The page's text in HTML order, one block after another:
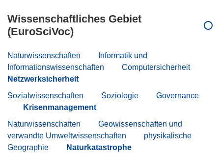
Wissenschaftliches Gebiet
(EuroSciVoc)
Naturwissenschaften
Informatik und
Informationswissenschaften
Computersicherheit
Netzwerksicherheit
Sozialwissenschaften
Soziologie
Governance
Krisenmanagement
Naturwissenschaften
Geowissenschaften und
verwandte Umweltwissenschaften
physikalische
Geographie
Naturkatastrophe